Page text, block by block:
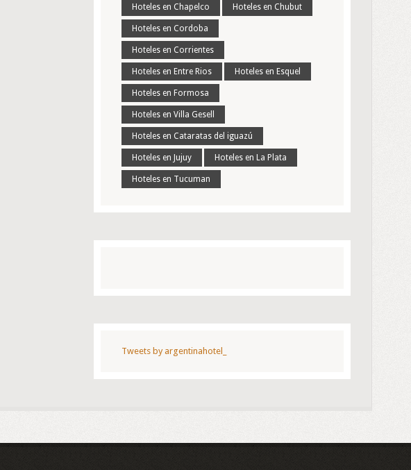
Hoteles en Chapelco Hoteles en Chubut
Hoteles en Cordoba
Hoteles en Corrientes
Hoteles en Entre Rios Hoteles en Esquel
Hoteles en Formosa
Hoteles en Villa Gesell
Hoteles en Cataratas del iguazú
Hoteles en Jujuy Hoteles en La Plata
Hoteles en Tucuman
Tweets by argentinahotel_